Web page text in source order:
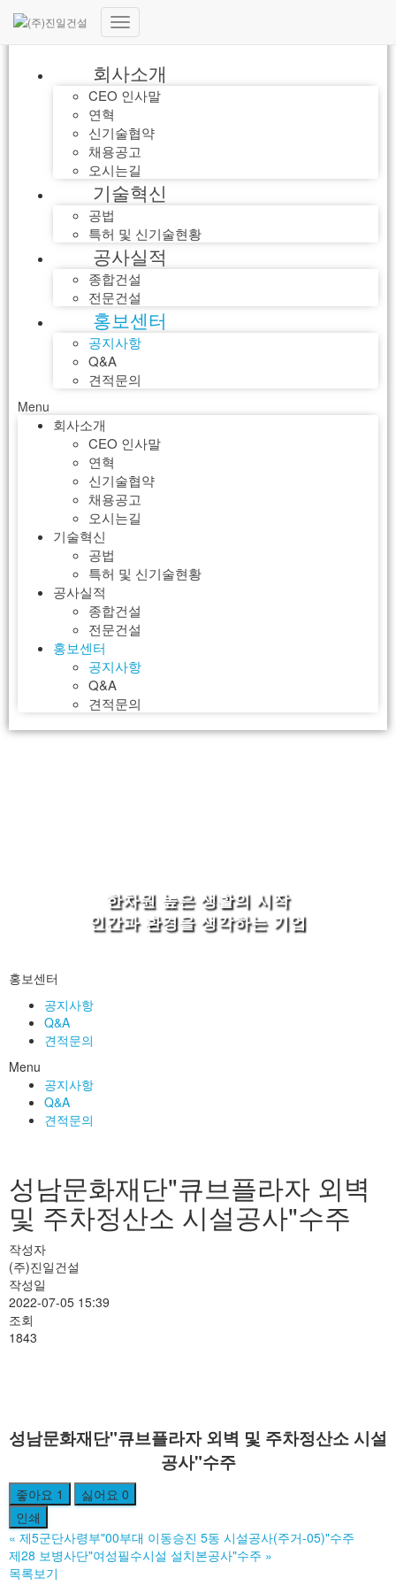
내
게
이
션
토
글
회사소개
CEO 인사말
연혁
신기술협약
채용공고
오시는길
기술혁신
공법
특허 및 신기술현황
공사실적
종합건설
전문건설
홍보센터
공지사항
Q&A
견적문의
Menu
회사소개
CEO 인사말
연혁
신기술협약
채용공고
오시는길
기술혁신
공법
특허 및 신기술현황
공사실적
종합건설
전문건설
홍보센터
공지사항
Q&A
견적문의
한차원 높은 생활의 시작
인간과 환경을 생각하는 기업
홍보센터
공지사항
Q&A
견적문의
Menu
공지사항
Q&A
견적문의
성남문화재단"큐브플라자 외벽
및 주차정산소 시설공사"수주
작성자
(주)진일건설
작성일
2022-07-05 15:39
조회
1843
성남문화재단"큐브플라자 외벽 및 주차정산소 시설
공사"수주
좋아요 1 싫어요 0
인쇄
« 제5군단사령부"00부대 이동승진 5동 시설공사(주거-05)"수주
제28 보병사단"여성필수시설 설치본공사"수주 »
목록보기